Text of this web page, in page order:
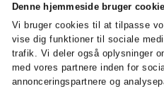
Denne hjemmeside bruger
Vi bruger cookies til at tilpasse
vise dig funktioner til sociale
trafik. Vi deler også oplysninger
med vores partnere inden for
annonceringspartnere og